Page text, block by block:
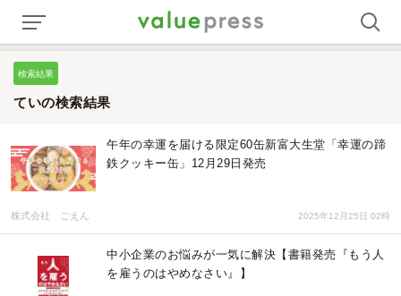
検索結果
ていの検索結果
午年の幸運を届ける限定60缶新富大生堂「幸運の蹄
鉄クッキー缶」12月29日発売
株式会社 ごえん 2025年12月25日 02時
中小企業のお悩みが一気に解決【書籍発売『もう人
を雇うのはやめなさい』】